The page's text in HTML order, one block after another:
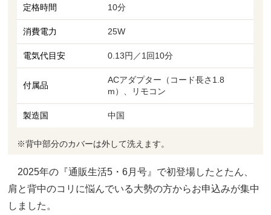
定格時間 10分
消費電力 25W
電気代目安 0.13円／1回10分
付属品
ACアダプター（コード長さ1.8
m）、リモコン
製造国 中国
※背中部分のカバーは外して洗えます。
2025年の『通販生活5・6月号』で初登場したとたん、
肩と背中のコリに悩んでいる大勢の方からお申込みが集中
しました。